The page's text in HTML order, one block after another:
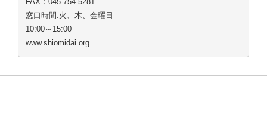
窓口時間:火、木、金曜日
10:00～15:00
www.shiomidai.org